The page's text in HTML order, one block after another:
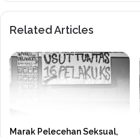
Related Articles
Marak Pelecehan Seksual,